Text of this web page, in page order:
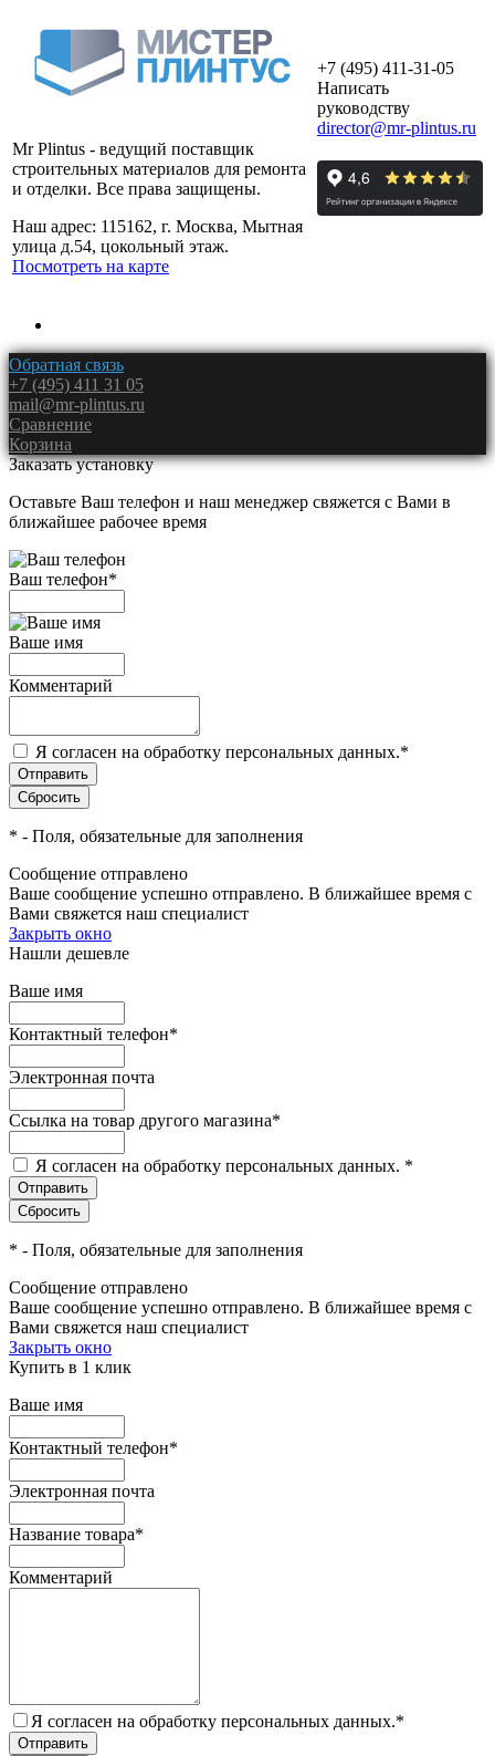
Mr Plintus - ведущий поставщик
строительных материалов для ремонта
и отделки. Все права защищены.
Наш адрес: 115162, г. Москва, Мытная
улица д.54, цокольный этаж.
Посмотреть на карте
+7 (495) 411-31-05
Написать
руководству
director@mr-plintus.ru
Обратная связь
+7 (495) 411 31 05
mail@mr-plintus.ru
Сравнение
Корзина
Заказать установку
Оставьте Ваш телефон и наш менеджер свяжется с Вами в
ближайшее рабочее время
Ваш телефон*
Ваше имя
Комментарий
Я согласен на обработку персональных данных.*
* - Поля, обязательные для заполнения
Сообщение отправлено
Ваше сообщение успешно отправлено. В ближайшее время с
Вами свяжется наш специалист
Закрыть окно
Нашли дешевле
Ваше имя
Контактный телефон*
Электронная почта
Ссылка на товар другого магазина*
Я согласен на обработку персональных данных. *
* - Поля, обязательные для заполнения
Сообщение отправлено
Ваше сообщение успешно отправлено. В ближайшее время с
Вами свяжется наш специалист
Закрыть окно
Купить в 1 клик
Ваше имя
Контактный телефон*
Электронная почта
Название товара*
Комментарий
Я согласен на обработку персональных данных.*